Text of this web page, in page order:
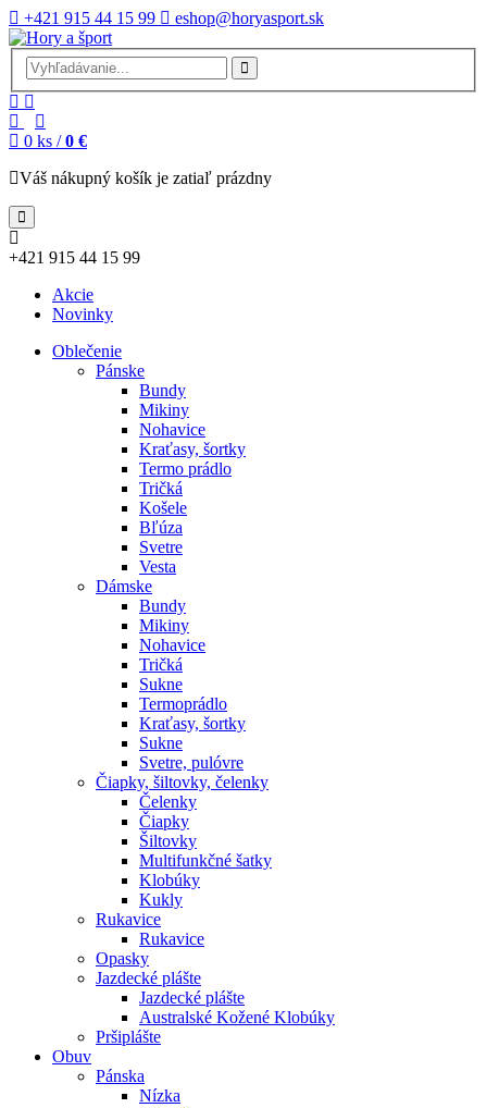
+421 915 44 15 99 eshop@horyasport.sk
0 ks / 0 €
Váš nákupný košík je zatiaľ prázdny
+421 915 44 15 99
Akcie
Novinky
Oblečenie
Pánske
Bundy
Mikiny
Nohavice
Kraťasy, šortky
Termo prádlo
Tričká
Košele
Bľúza
Svetre
Vesta
Dámske
Bundy
Mikiny
Nohavice
Tričká
Sukne
Termoprádlo
Kraťasy, šortky
Sukne
Svetre, pulóvre
Čiapky, šiltovky, čelenky
Čelenky
Čiapky
Šiltovky
Multifunkčné šatky
Klobúky
Kukly
Rukavice
Rukavice
Opasky
Jazdecké plášte
Jazdecké plášte
Australské Kožené Klobúky
Pršiplášte
Obuv
Pánska
Nízka